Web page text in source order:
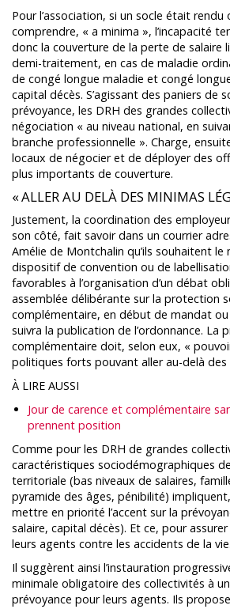
Pour l’association, si un socle était
comprendre, « a minima », l’incapacité
donc la couverture de la perte de salaire
demi-traitement, en cas de maladie
de congé longue maladie et congé
capital décès. S’agissant des paniers de
prévoyance, les DRH des grandes
négociation « au niveau national, en
branche professionnelle ». Charge,
locaux de négocier et de déployer des
plus importants de couverture.
« ALLER AU DELÀ DES MINIMAS
Justement, la coordination des
son côté, fait savoir dans un courrier
Amélie de Montchalin qu’ils souhaitent
dispositif de convention ou de
favorables à l’organisation d’un débat
assemblée délibérante sur la protection
complémentaire, en début de mandat ou
suivra la publication de l’ordonnance. La
complémentaire doit, selon eux, «
politiques forts pouvant aller au-delà des
À LIRE AUSSI
Jour de carence et complémentaire
prennent position
Comme pour les DRH de grandes
caractéristiques sociodémographiques
territoriale (bas niveaux de salaires,
pyramide des âges, pénibilité)
mettre en priorité l’accent sur la
salaire, capital décès). Et ce, pour
leurs agents contre les accidents de la vie.
Il suggèrent ainsi l’instauration
minimale obligatoire des collectivités à
prévoyance pour leurs agents. Ils